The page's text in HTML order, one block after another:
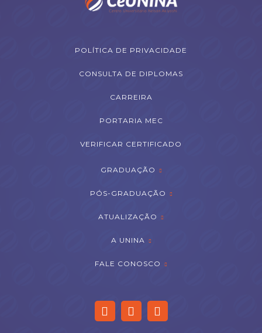
POLÍTICA DE PRIVACIDADE
CONSULTA DE DIPLOMAS
CARREIRA
PORTARIA MEC
VERIFICAR CERTIFICADO
GRADUAÇÃO
PÓS-GRADUAÇÃO
ATUALIZAÇÃO
A UNINA
FALE CONOSCO